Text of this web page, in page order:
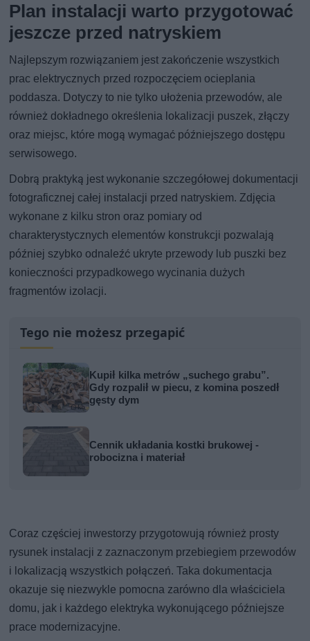
Plan instalacji warto przygotować
jeszcze przed natryskiem
Najlepszym rozwiązaniem jest zakończenie wszystkich
prac elektrycznych przed rozpoczęciem ocieplania
poddasza. Dotyczy to nie tylko ułożenia przewodów, ale
również dokładnego określenia lokalizacji puszek, złączy
oraz miejsc, które mogą wymagać późniejszego dostępu
serwisowego.
Dobrą praktyką jest wykonanie szczegółowej dokumentacji
fotograficznej całej instalacji przed natryskiem. Zdjęcia
wykonane z kilku stron oraz pomiary od
charakterystycznych elementów konstrukcji pozwalają
później szybko odnaleźć ukryte przewody lub puszki bez
konieczności przypadkowego wycinania dużych
fragmentów izolacji.
Tego nie możesz przegapić
Kupił kilka metrów „suchego grabu”.
Gdy rozpalił w piecu, z komina poszedł
gęsty dym
Cennik układania kostki brukowej -
robocizna i materiał
Coraz częściej inwestorzy przygotowują również prosty
rysunek instalacji z zaznaczonym przebiegiem przewodów
i lokalizacją wszystkich połączeń. Taka dokumentacja
okazuje się niezwykle pomocna zarówno dla właściciela
domu, jak i każdego elektryka wykonującego późniejsze
prace modernizacyjne.